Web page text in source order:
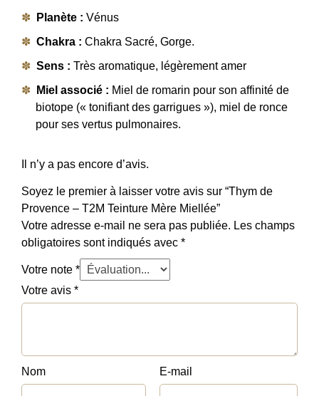
Planète : Vénus
Chakra : Chakra Sacré, Gorge.
Sens : Très aromatique, légèrement amer
Miel associé : Miel de romarin pour son affinité de
biotope (« tonifiant des garrigues »), miel de ronce
pour ses vertus pulmonaires.
Il n’y a pas encore d’avis.
Soyez le premier à laisser votre avis sur “Thym de
Provence – T2M Teinture Mère Miellée”
Votre adresse e-mail ne sera pas publiée. Les champs
obligatoires sont indiqués avec *
Votre note *
Votre avis *
Nom E-mail